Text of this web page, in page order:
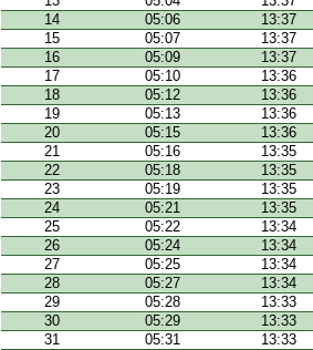
14
05:06 13:37
15
05:07 13:37
16
05:09 13:37
17
05:10 13:36
18
05:12 13:36
19
05:13 13:36
20
05:15 13:36
21
05:16 13:35
22
05:18 13:35
23
05:19 13:35
24
05:21 13:35
25
05:22 13:34
26
05:24 13:34
27
05:25 13:34
28
05:27 13:34
29
05:28 13:33
30
05:29 13:33
31
05:31 13:33